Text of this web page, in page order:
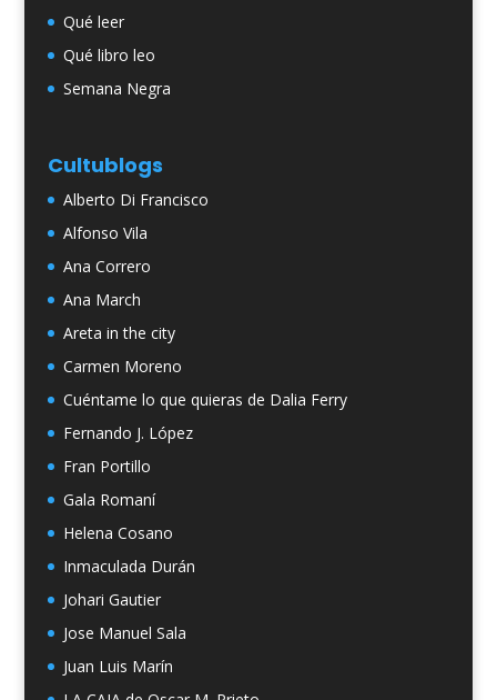
Qué leer
Qué libro leo
Semana Negra
Cultublogs
Alberto Di Francisco
Alfonso Vila
Ana Correro
Ana March
Areta in the city
Carmen Moreno
Cuéntame lo que quieras de Dalia Ferry
Fernando J. López
Fran Portillo
Gala Romaní
Helena Cosano
Inmaculada Durán
Johari Gautier
Jose Manuel Sala
Juan Luis Marín